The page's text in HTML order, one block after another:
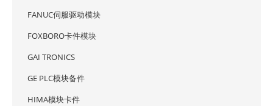
FANUC伺服驱动模块
FOXBORO卡件模块
GAI TRONICS
GE PLC模块备件
HIMA模块卡件